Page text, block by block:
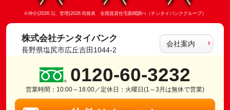
※仲介(2026.1)、管理(2026.8)発表 全国賃貸住宅新聞調べ（チンタイバンクグループ）
株式会社チンタイバンク
長野県塩尻市広丘吉田1044-2
会社案内
0120-60-3232
営業時間：10:00～18:00／定休日：火曜日(1～3月は無休で営業)